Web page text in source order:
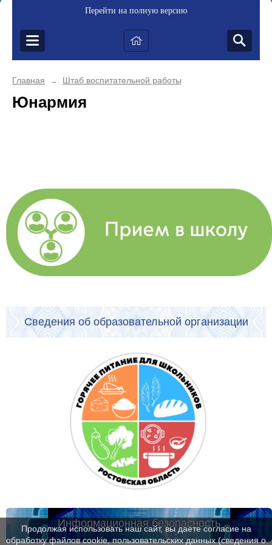
Перейти на полную версию
Главная → Штаб воспитательной работы
Юнармия
Сведения об образовательной организации
Информационная безопасность
Продолжая использовать наш сайт, вы даете согласие на
обработку файлов cookie, пользовательских данных (сведения о